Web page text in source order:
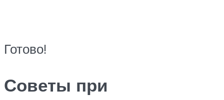
Готово!
Советы при